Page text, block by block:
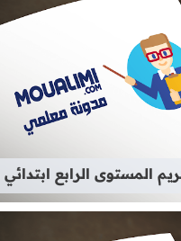
قراءة المزيد عن
المستوى الرابع